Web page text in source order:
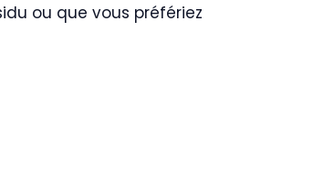
ou que vous préfériez